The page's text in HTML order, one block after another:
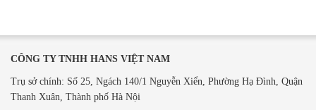
CÔNG TY TNHH HANS VIỆT NAM
Trụ sở chính: Số 25, Ngách 140/1 Nguyễn Xiển, Phường Hạ Đình, Quận
Thanh Xuân, Thành phố Hà Nội